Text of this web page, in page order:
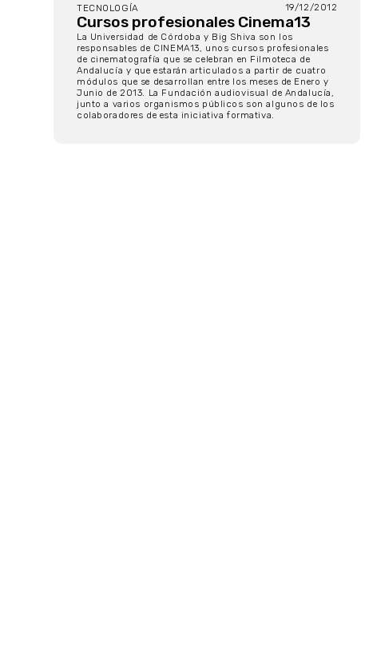
TECNOLOGÍA 19/12/2012
Cursos profesionales Cinema13
La Universidad de Córdoba y Big Shiva son los
responsables de CINEMA13, unos cursos profesionales
de cinematografía que se celebran en Filmoteca de
Andalucía y que estarán articulados a partir de cuatro
módulos que se desarrollan entre los meses de Enero y
Junio de 2013. La Fundación audiovisual de Andalucía,
junto a varios organismos públicos son algunos de los
colaboradores de esta iniciativa formativa.